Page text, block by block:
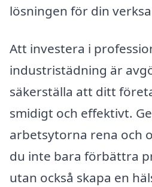
lösningen för din
Att investera i
industristädning är
säkerställa att ditt
smidigt och effektivt.
arbetsytorna rena och
du inte bara förbättra
utan också skapa en